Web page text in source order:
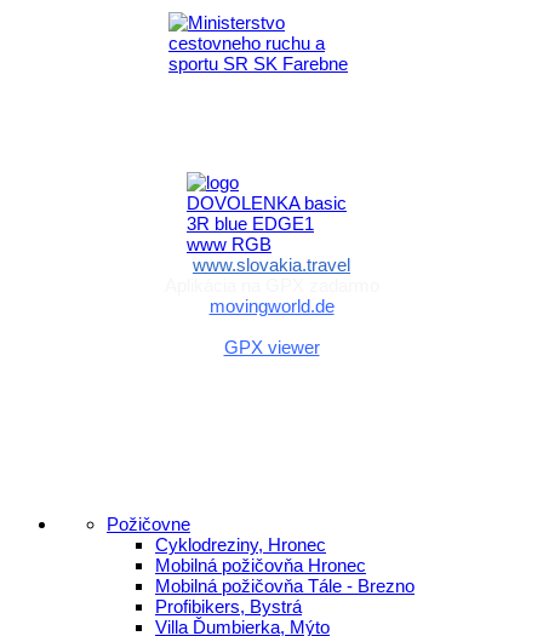
www.slovakia.travel
movingworld.de
GPX viewer
Požičovne
Cyklodreziny, Hronec
Mobilná požičovňa Hronec
Mobilná požičovňa Tále - Brezno
Profibikers, Bystrá
Villa Ďumbierka, Mýto